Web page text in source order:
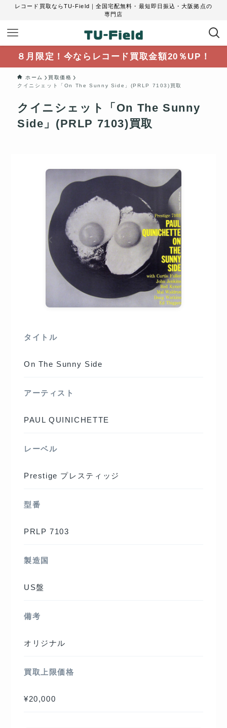
レコード買取ならTU-Field｜全国宅配無料・最短即日振込・大阪拠点の
専門店
８月限定！今ならレコード買取金額20％UP！
ホーム
買取価格
クイニシェット「On The Sunny Side」(PRLP 7103)買取
クイニシェット「On The Sunny
Side」(PRLP 7103)買取
タイトル
On The Sunny Side
アーティスト
PAUL QUINICHETTE
レーベル
Prestige プレスティッジ
型番
PRLP 7103
製造国
US盤
備考
オリジナル
買取上限価格
¥20,000